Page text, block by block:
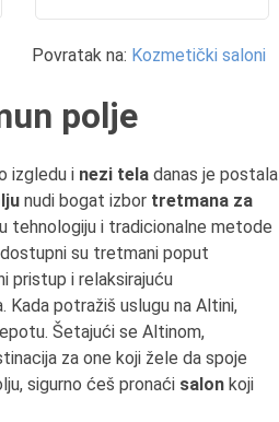
Povratak na: Kozmetički saloni
polje
izgledu i nezi tela danas je postala
nudi bogat izbor tretmana za
tehnologiju i tradicionalne metode
dostupni su tretmani poput
pristup i relaksirajuću
potražiš uslugu na Altini,
Šetajući se Altinom,
za one koji žele da spoje
sigurno ćeš pronaći salon koji